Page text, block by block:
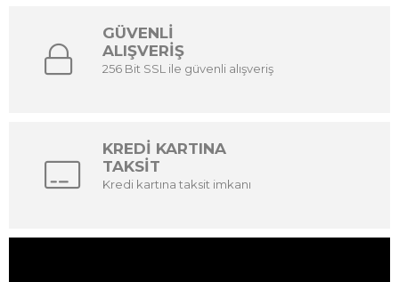
GÜVENLİ
ALIŞVERİŞ
256 Bit SSL ile güvenli alışveriş
KREDİ KARTINA
TAKSİT
Kredi kartına taksit imkanı